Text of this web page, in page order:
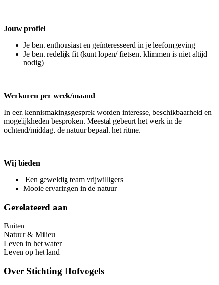
Jouw profiel
Je bent enthousiast en geïnteresseerd in je leefomgeving
Je bent redelijk fit (kunt lopen/ fietsen, klimmen is niet altijd
nodig)
Werkuren per week/maand
In een kennismakingsgesprek worden interesse, beschikbaarheid en
mogelijkheden besproken. Meestal gebeurt het werk in de
ochtend/middag, de natuur bepaalt het ritme.
Wij bieden
Een geweldig team vrijwilligers
Mooie ervaringen in de natuur
Gerelateerd aan
Buiten
Natuur & Milieu
Leven in het water
Leven op het land
Over Stichting Hofvogels